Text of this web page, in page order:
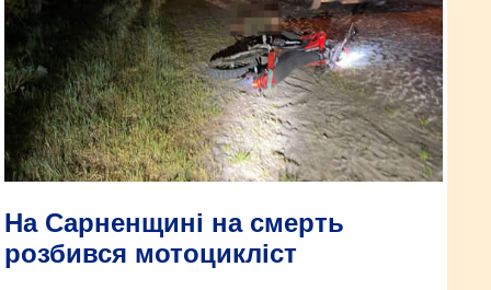
На Сарненщині на смерть
розбився мотоцикліст